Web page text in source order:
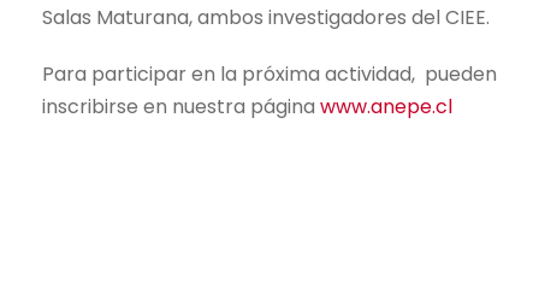
Salas Maturana, ambos investigadores del CIEE.
Para participar en la próxima actividad, pueden
inscribirse en nuestra página www.anepe.cl